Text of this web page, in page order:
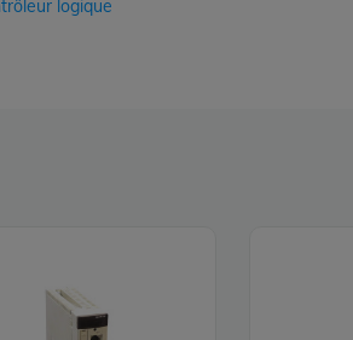
logique